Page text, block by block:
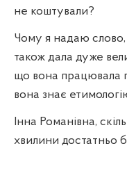
не коштували?
Чому я надаю слово,
також дала дуже
що вона працювала
вона знає
Інна Романівна,
хвилини достатньо